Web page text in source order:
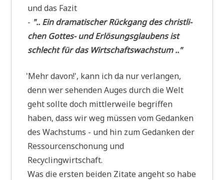
und das Fazit
- ".. Ein dra­ma­ti­scher Rück­gang des christ­li­
chen Got­tes- und Erlö­sungs­glau­bens ist
schlecht für das Wirtschaftswachstum .."
'Mehr davon!', kann ich da nur ver­lan­gen,
denn wer sehen­den Auges durch die Welt
geht soll­te doch mitt­ler­wei­le begrif­fen
haben, dass wir weg müs­sen vom Gedan­ken
des Wachs­tums - und hin zum Gedan­ken der
Res­sour­cen­scho­nung und
Recyclingwirtschaft.
Was die ersten bei­den Zita­te angeht so habe